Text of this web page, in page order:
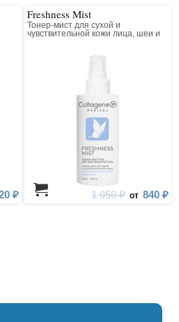
₽
Freshness Mist
Тонер-мист для сухой и
чувствительной кожи лица, шеи и
1 050 ₽ от 840 ₽